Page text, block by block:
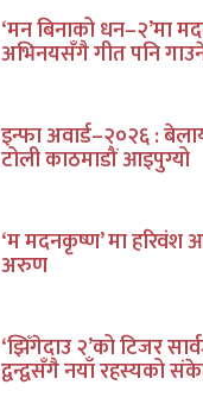
‘मन बिनाको धन–२’मा
अभिनयसँगै गीत पनि
इन्फा अवार्ड–२०२६ :
टोली काठमाडौं आइपुग्यो
‘म मदनकृष्ण’ मा हरिवंश
अरुण
‘झिँगेदाउ २’को टिजर
द्वन्द्वसँगै नयाँ रहस्यको